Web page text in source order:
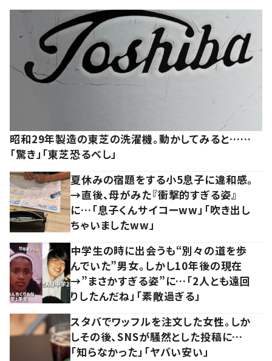
昭和29年製造の東芝の洗濯機。動かしてみると……
「驚き」「東芝恐るべし」
夏休みの宿題をする小5息子に違和感。
→直後、母がみた『衝撃的すぎる姿』
に…「息子くんサイコーww」「吹き出し
ちゃいましたww」
中学生の時に出会うも“別々の道を歩
んでいた”男女。しかし10年後の現在
→”まさかすぎる姿”に…「2人とも遠回
りしたんだね」「素敵過ぎる」
スタバでワッフルを注文した女性。しか
しその後、SNSが騒然とした投稿に…
「知らなかった」「ヤバい安い」